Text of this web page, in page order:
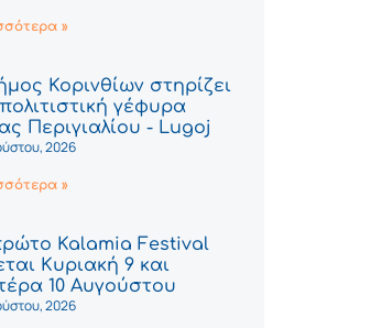
»
Κορινθίων στηρίζει
γέφυρα
Περιγιαλίου - Lugoj
2026
»
Kalamia Festival
Κυριακή 9 και
10 Αυγούστου
2026